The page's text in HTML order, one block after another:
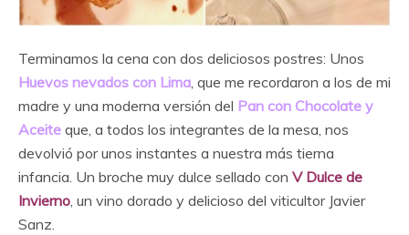
Terminamos la cena con dos deliciosos postres: Unos
Huevos nevados con Lima, que me recordaron a los de mi
madre y una moderna versión del Pan con Chocolate y
Aceite que, a todos los integrantes de la mesa, nos
devolvió por unos instantes a nuestra más tierna
infancia. Un broche muy dulce sellado con V Dulce de
Invierno, un vino dorado y delicioso del viticultor Javier
Sanz.